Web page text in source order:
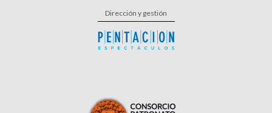
Dirección y gestión